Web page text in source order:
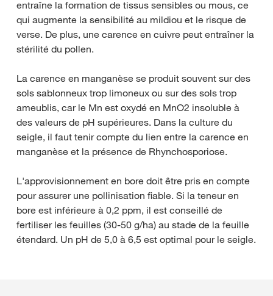
entraîne la formation de tissus sensibles ou mous, ce
qui augmente la sensibilité au mildiou et le risque de
verse. De plus, une carence en cuivre peut entraîner la
stérilité du pollen.
La carence en manganèse se produit souvent sur des
sols sablonneux trop limoneux ou sur des sols trop
ameublis, car le Mn est oxydé en MnO2 insoluble à
des valeurs de pH supérieures. Dans la culture du
seigle, il faut tenir compte du lien entre la carence en
manganèse et la présence de Rhynchosporiose.
L'approvisionnement en bore doit être pris en compte
pour assurer une pollinisation fiable. Si la teneur en
bore est inférieure à 0,2 ppm, il est conseillé de
fertiliser les feuilles (30-50 g/ha) au stade de la feuille
étendard. Un pH de 5,0 à 6,5 est optimal pour le seigle.